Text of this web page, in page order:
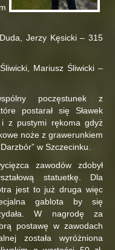
Jerzy Kęsicki – 315
Mariusz Śliwicki –
poczęstunek z
postarał się Sławek
i z pustymi rękoma gdyż
noże z grawerunkiem
w Szczecinku.
zawodów zdobył
statuetkę. Dla
jest to już druga więc
gablota by się
W nagrodę za
postawę w zawodach
została wyróżniona